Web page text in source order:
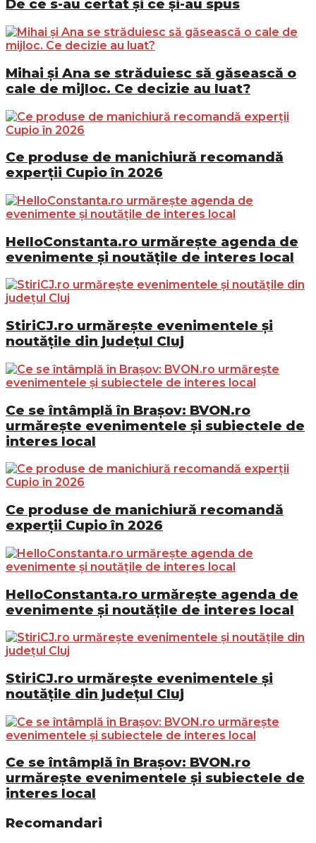
De ce s-au certat și ce și-au spus
Mihai și Ana se străduiesc să găsească o
cale de mijloc. Ce decizie au luat?
Ce produse de manichiură recomandă
experții Cupio în 2026
HelloConstanta.ro urmărește agenda de
evenimente și noutățile de interes local
StiriCJ.ro urmărește evenimentele și
noutățile din județul Cluj
Ce se întâmplă în Brașov: BVON.ro
urmărește evenimentele și subiectele de
interes local
Ce produse de manichiură recomandă
experții Cupio în 2026
HelloConstanta.ro urmărește agenda de
evenimente și noutățile de interes local
StiriCJ.ro urmărește evenimentele și
noutățile din județul Cluj
Ce se întâmplă în Brașov: BVON.ro
urmărește evenimentele și subiectele de
interes local
Recomandari